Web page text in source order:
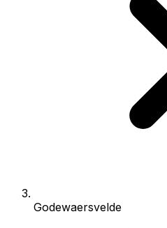
Godewaersvelde